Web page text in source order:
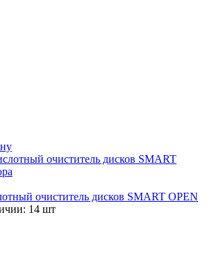
очиститель дисков SMART OPEN
14 шт